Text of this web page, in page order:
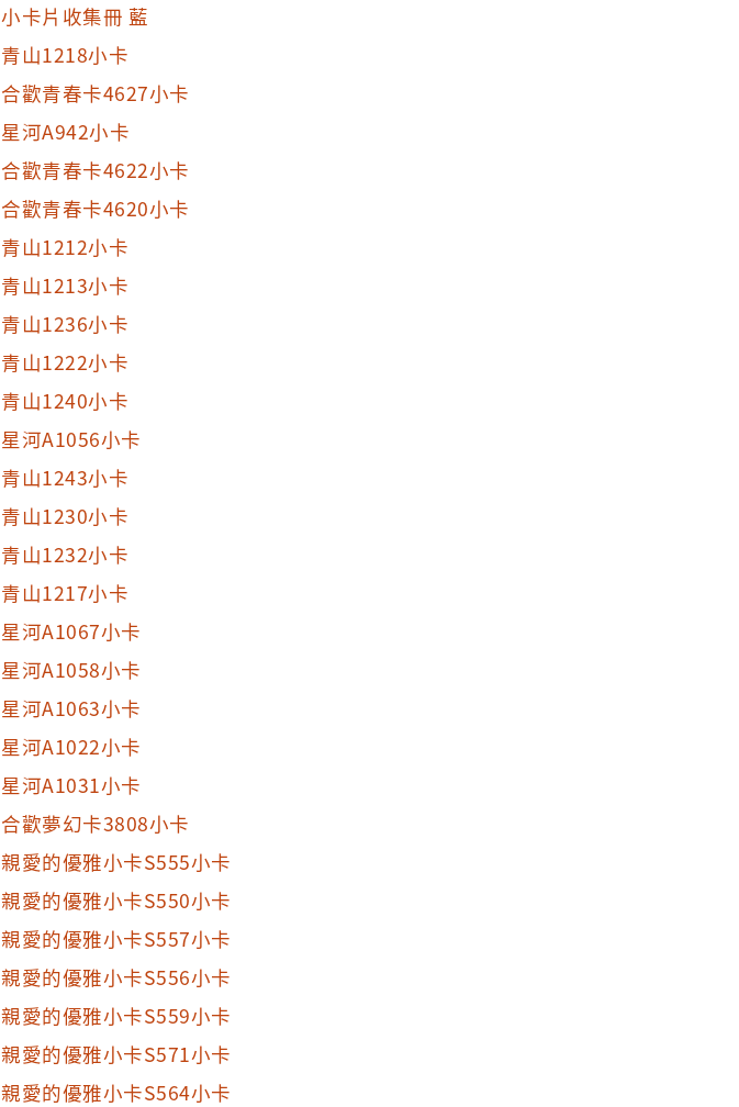
小卡片收集冊 藍
青山1218小卡
合歡青春卡4627小卡
星河A942小卡
合歡青春卡4622小卡
合歡青春卡4620小卡
青山1212小卡
青山1213小卡
青山1236小卡
青山1222小卡
青山1240小卡
星河A1056小卡
青山1243小卡
青山1230小卡
青山1232小卡
青山1217小卡
星河A1067小卡
星河A1058小卡
星河A1063小卡
星河A1022小卡
星河A1031小卡
合歡夢幻卡3808小卡
親愛的優雅小卡S555小卡
親愛的優雅小卡S550小卡
親愛的優雅小卡S557小卡
親愛的優雅小卡S556小卡
親愛的優雅小卡S559小卡
親愛的優雅小卡S571小卡
親愛的優雅小卡S564小卡